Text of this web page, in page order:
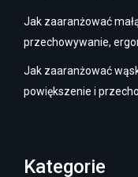
Jak zaaranżować
przechowywanie,
Jak zaaranżować
powiększenie i
Kategorie